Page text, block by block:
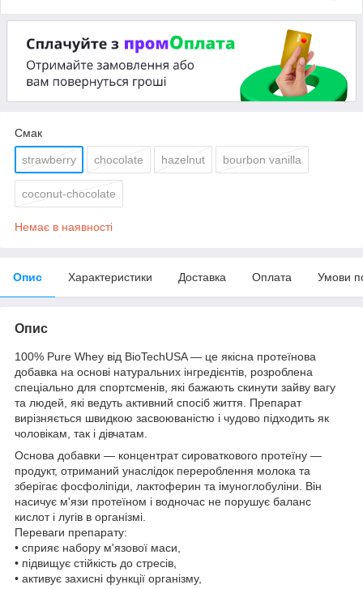
Смак
strawberry chocolate hazelnut bourbon vanilla
coconut-chocolate
Немає в наявності
Опис Характеристики Доставка Оплата Умови
Опис
100% Pure Whey від BioTechUSA — це якісна протеїнова
добавка на основі натуральних інгредієнтів, розроблена
спеціально для спортсменів, які бажають скинути зайву вагу
та людей, які ведуть активний спосіб життя. Препарат
вирізняється швидкою засвоюваністю і чудово підходить як
чоловікам, так і дівчатам.
Основа добавки — концентрат сироваткового протеїну —
продукт, отриманий унаслідок перероблення молока та
зберігає фосфоліпіди, лактоферин та імуноглобуліни. Він
насичує м'язи протеїном і водночас не порушує баланс
кислот і лугів в організмі.
Переваги препарату:
• сприяє набору м'язової маси,
• підвищує стійкість до стресів,
• активує захисні функції організму,